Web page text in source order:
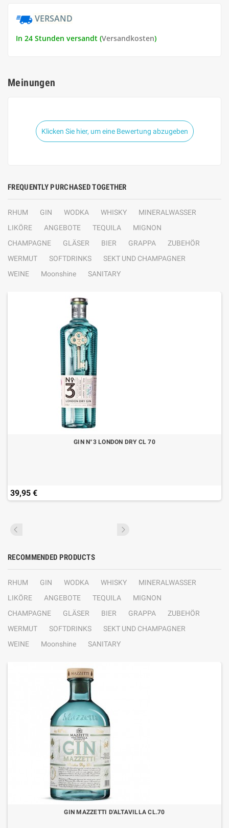
VERSAND
In 24 Stunden versandt (Versandkosten)
Meinungen
Klicken Sie hier, um eine Bewertung abzugeben
FREQUENTLY PURCHASED TOGETHER
RHUM GIN WODKA WHISKY
MINERALWASSER
LIKÖRE
ANGEBOTE TEQUILA
MIGNON
CHAMPAGNE
GLÄSER BIER GRAPPA
ZUBEHÖR
WERMUT
SOFTDRINKS
SEKT UND CHAMPAGNER
WEINE
Moonshine SANITARY
GIN N°3 LONDON DRY CL 70
39,95 €
RECOMMENDED PRODUCTS
RHUM GIN WODKA WHISKY
MINERALWASSER
LIKÖRE
ANGEBOTE TEQUILA
MIGNON
CHAMPAGNE
GLÄSER BIER GRAPPA
ZUBEHÖR
WERMUT
SOFTDRINKS
SEKT UND CHAMPAGNER
WEINE
Moonshine SANITARY
GIN MAZZETTI D'ALTAVILLA CL.70